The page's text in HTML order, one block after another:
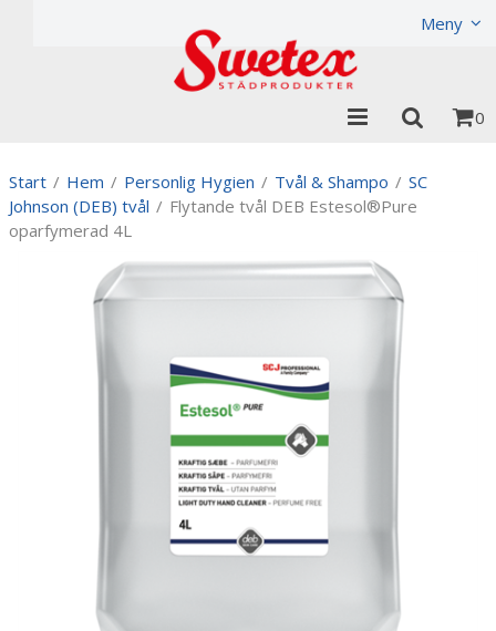
Meny
0
Start / Hem / Personlig Hygien / Tvål & Shampo / SC
Johnson (DEB) tvål / Flytande tvål DEB Estesol®Pure
oparfymerad 4L